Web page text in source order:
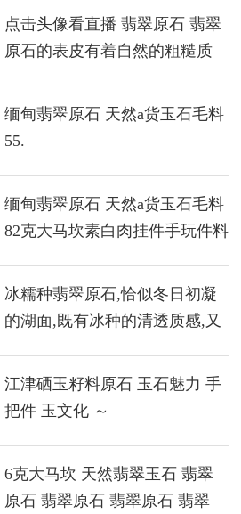
点击头像看直播 翡翠原石 翡翠
原石的表皮有着自然的粗糙质
缅甸翡翠原石 天然a货玉石毛料
55.
缅甸翡翠原石 天然a货玉石毛料
82克大马坎素白肉挂件手玩件料
冰糯种翡翠原石,恰似冬日初凝
的湖面,既有冰种的清透质感,又
江津硒玉籽料原石 玉石魅力 手
把件 玉文化 ～
6克大马坎 天然翡翠玉石 翡翠
原石 翡翠原石 翡翠原石 翡翠